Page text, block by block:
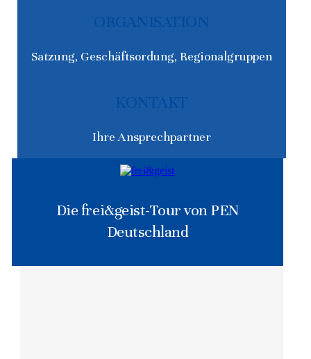
ORGANISATION
Satzung, Geschäftsordung, Regionalgruppen
KONTAKT
Ihre Ansprechpartner
Die frei&geist-Tour von PEN
Deutschland